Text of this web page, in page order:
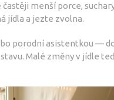
menší porce,
jídla a jezte zvolna.
porodní asistentkou —
Malé změny v jídle